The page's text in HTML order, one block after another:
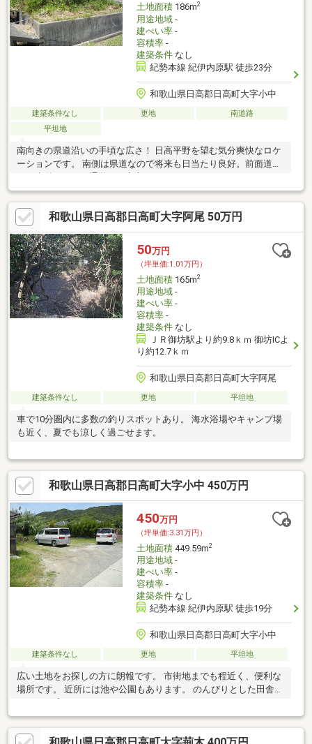
土地面積186m2
用途地域-
建ぺい率-
容積率-
建築条件なし
紀勢本線 紀伊内原駅 徒歩23分
和歌山県日高郡日高町大字小中
建築条件なし 更地
南道路
平坦地
南向きの県道沿いの手頃な広さ！ 日高平野を望む気分爽快なロケ
ーションです。 南側は県道なので将来も日当たり良好。前面道路
には歩道もあり、通学にも安心。
和歌山県日高郡日高町大字阿尾 50万円
50万円
（坪単価:1.01万円）
土地面積165m2
用途地域-
建ぺい率-
容積率-
建築条件なし
ＪＲ御坊駅より約9.8ｋｍ 御坊ICよ
り約12.7ｋｍ
和歌山県日高郡日高町大字阿尾
建築条件なし 更地 平坦地
車で10分圏内に多数の釣りスポットあり。 海水浴場やキャンプ場
も近く、夏でも涼しく過ごせます。
和歌山県日高郡日高町大字小中 450万円
450万円
（坪単価:3.31万円）
土地面積449.59m2
用途地域-
建ぺい率-
容積率-
建築条件なし
紀勢本線 紀伊内原駅 徒歩19分
和歌山県日高郡日高町大字小中
建築条件なし 更地 平坦地
広い土地をお探しの方に朗報です。 市街地までも程近く、便利な
場所です。 近所には池や公園もあります。 のんびりとした田舎暮